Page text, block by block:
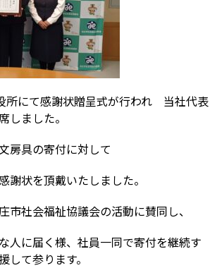
にて感謝状贈呈式が行われ 当社代表
しました。
房具の寄付に対して
謝状を頂戴いたしました。
市社会福祉協議会の活動に賛同し、
人に届く様、社員一同で寄付を継続す
して参ります。